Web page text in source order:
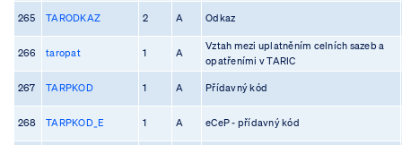
265 TARODKAZ 2 A Odkaz
266 taropat 1 A
Vztah mezi uplatněním celních sazeb a
opatřeními v TARIC
267 TARPKOD 1 A Přídavný kód
268 TARPKOD_E 1 A eCeP - přídavný kód